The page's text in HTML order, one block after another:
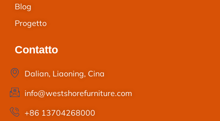
Blog
Progetto
Contatto
Dalian, Liaoning, Cina
info@westshorefurniture.com
+86 13704268000